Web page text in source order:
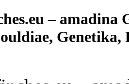
– amadina
Genetika,